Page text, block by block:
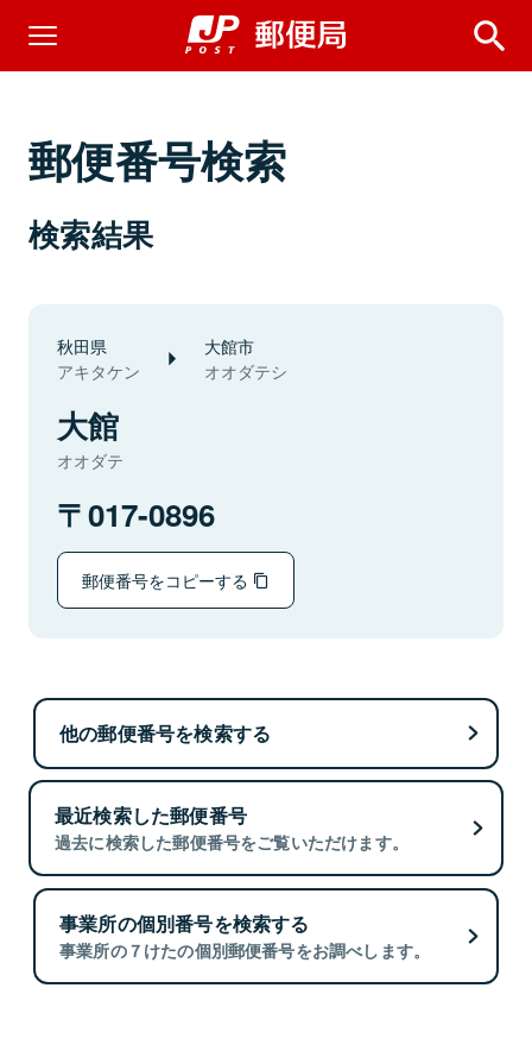
郵便番号検索
検索結果
秋田県
アキタケン
大館市
オオダテシ
大館
オオダテ
017-0896
郵便番号をコピーする
他の郵便番号を検索する
最近検索した郵便番号
過去に検索した郵便番号をご覧いただけます。
事業所の個別番号を検索する
事業所の７けたの個別郵便番号をお調べします。